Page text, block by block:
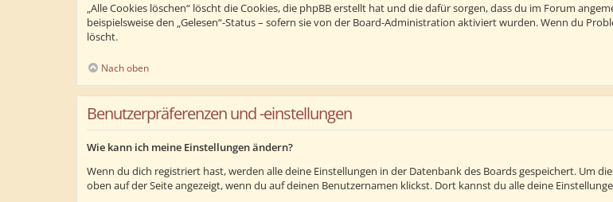
„Alle Cookies löschen“ löscht die Cookies, die phpBB erstellt hat und die dafür sorgen, dass du im Forum
beispielsweise den „Gelesen“-Status – sofern sie von der Board-Administration aktiviert wurden. Wenn du
löscht.
Nach oben
Benutzerpräferenzen und -einstellungen
Wie kann ich meine Einstellungen ändern?
Wenn du dich registriert hast, werden alle deine Einstellungen in der Datenbank des Boards gespeichert. Um
oben auf der Seite angezeigt, wenn du auf deinen Benutzernamen klickst. Dort kannst du alle deine